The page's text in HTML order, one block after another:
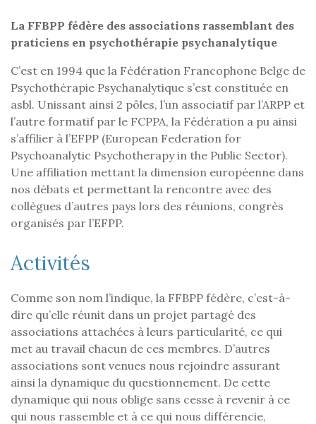
La FFBPP fédère des associations rassemblant des
praticiens en psychothérapie psychanalytique
C’est en 1994 que la Fédération Francophone Belge de
Psychothérapie Psychanalytique s’est constituée en
asbl. Unissant ainsi 2 pôles, l’un associatif par l’ARPP et
l’autre formatif par le FCPPA, la Fédération a pu ainsi
s’affilier à l’EFPP (European Federation for
Psychoanalytic Psychotherapy in the Public Sector).
Une affiliation mettant la dimension européenne dans
nos débats et permettant la rencontre avec des
collègues d’autres pays lors des réunions, congrès
organisés par l’EFPP.
Activités
Comme son nom l’indique, la FFBPP fédère, c’est-à-
dire qu’elle réunit dans un projet partagé des
associations attachées à leurs particularité, ce qui
met au travail chacun de ces membres. D’autres
associations sont venues nous rejoindre assurant
ainsi la dynamique du questionnement. De cette
dynamique qui nous oblige sans cesse à revenir à ce
qui nous rassemble et à ce qui nous différencie,